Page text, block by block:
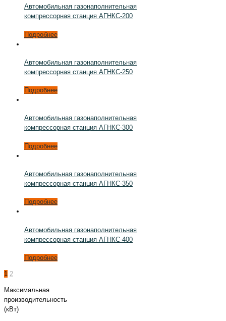
Автомобильная газонаполнительная
компрессорная станция АГНКС-200
Подробнее
Автомобильная газонаполнительная
компрессорная станция АГНКС-250
Подробнее
Автомобильная газонаполнительная
компрессорная станция АГНКС-300
Подробнее
Автомобильная газонаполнительная
компрессорная станция АГНКС-350
Подробнее
Автомобильная газонаполнительная
компрессорная станция АГНКС-400
Подробнее
1 2
Максимальная
производительность
(кВт)